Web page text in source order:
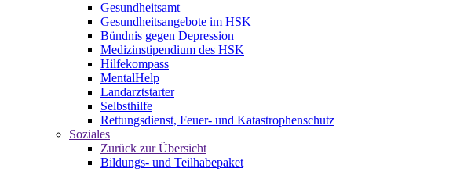
Gesundheitsamt
Gesundheitsangebote im HSK
Bündnis gegen Depression
Medizinstipendium des HSK
Hilfekompass
MentalHelp
Landarztstarter
Selbsthilfe
Rettungsdienst, Feuer- und Katastrophenschutz
Soziales
Zurück zur Übersicht
Bildungs- und Teilhabepaket